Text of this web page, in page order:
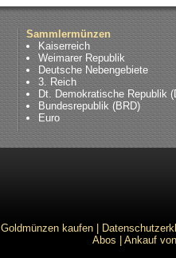
Sammlermünzen
Kaiserreich
Weimarer Republik
Deutsche Nebengebiete
3. Reich
Dt. Demokratische Republik
Bundesrepublik (BRD)
Euro
Goldmünzen kaufen
Abos
Ankauf